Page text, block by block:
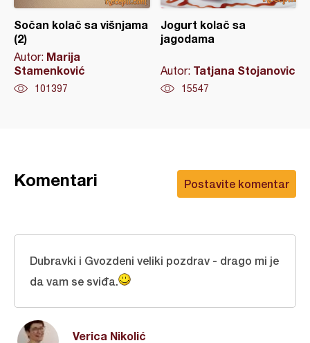
Sočan kolač sa višnjama
(2)
Autor: Marija
Stamenković
101397
Jogurt kolač sa
jagodama
Autor: Tatjana Stojanovic
15547
Postavite komentar
Komentari
Verica Nikolić
Dubravki i Gvozdeni veliki pozdrav - drago mi je
da vam se sviđa.